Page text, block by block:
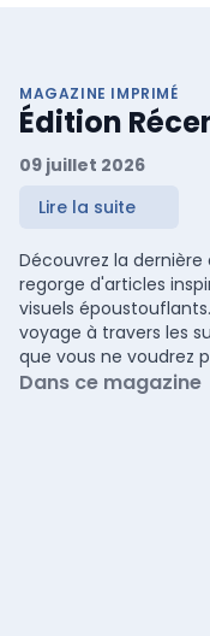
MAGAZINE IMPRIMÉ
Édition
09 juillet 2026
Lire la suite
Découvrez la
regorge d'articles
visuels
voyage à travers les
que vous ne voudrez
Dans ce magazine